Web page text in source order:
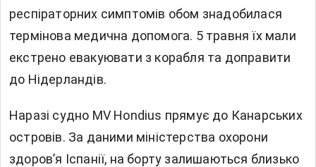
респіраторних симптомів обом знадобилася
термінова медична допомога. 5 травня їх мали
екстрено евакуювати з корабля та доправити
до Нідерландів.
Наразі судно MV Hondius прямує до Канарських
островів. За даними міністерства охорони
здоров’я Іспанії, на борту залишаються близько